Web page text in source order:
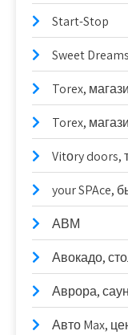
Start-Stop
Sweet Dreams
Torex,
Torex,
Vitоry doors,
your SPAce,
АВМ
Авокадо,
Аврора,
Авто Max,